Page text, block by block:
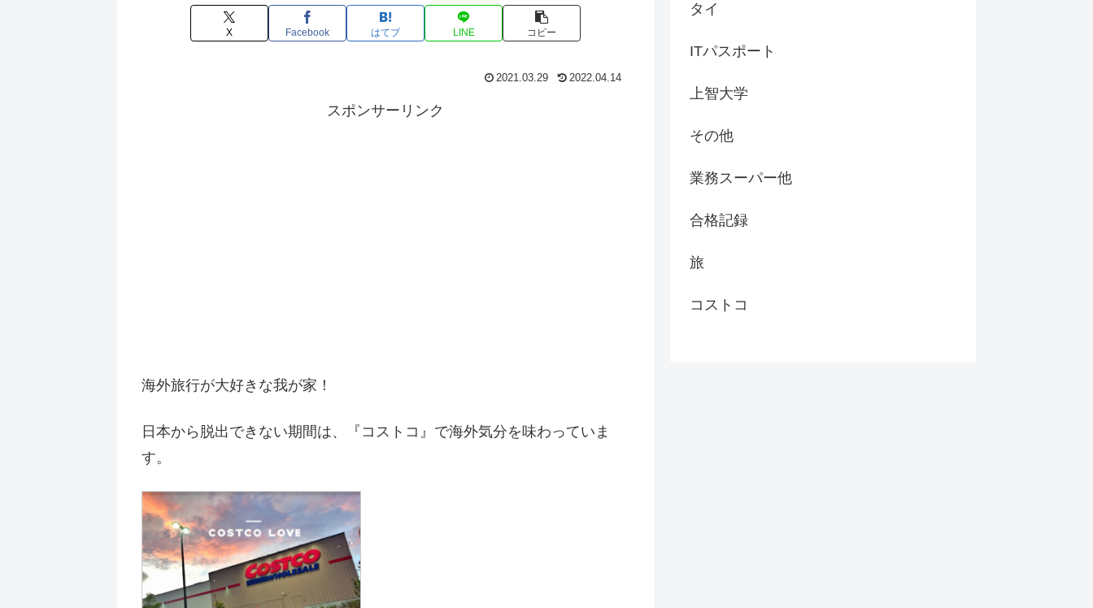
X Facebook はてブ LINE コピー
2021.03.29 2022.04.14
スポンサーリンク
海外旅行が大好きな我が家！
日本から脱出できない期間は、『コストコ』 で海外気分を味わっていま
す。
タイ
ITパスポート
上智大学
その他
業務スーパー他
合格記録
旅
コストコ